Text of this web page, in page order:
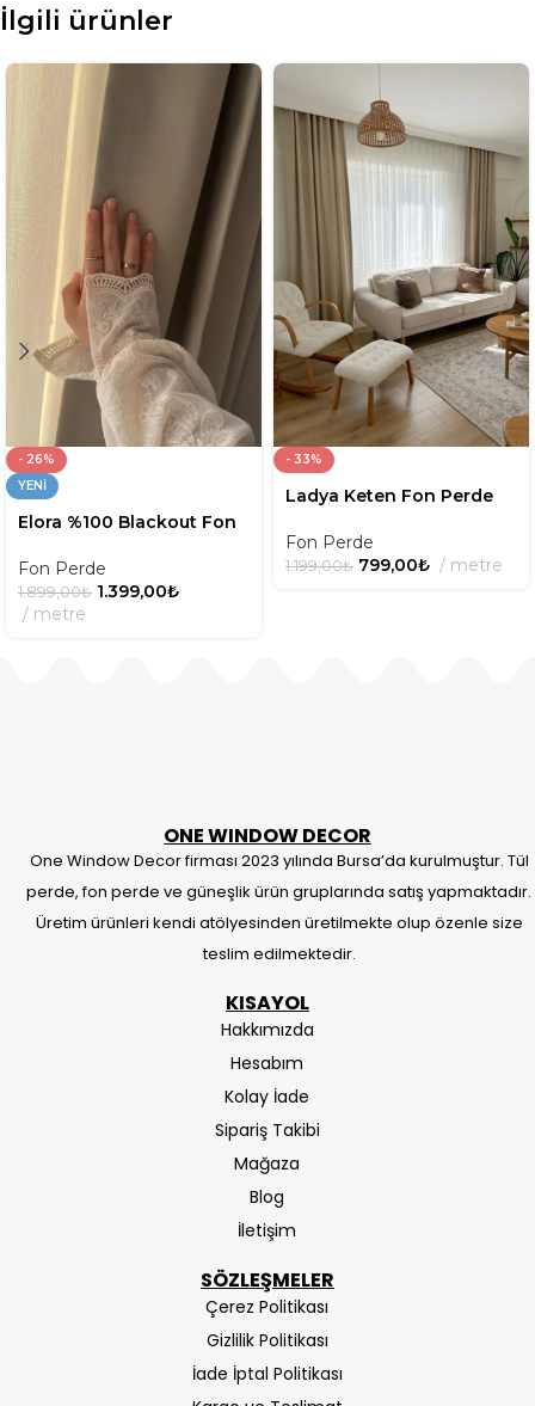
İlgili ürünler
- 26%
YENI
Elora %100 Blackout Fon
Fon Perde
1.899,00₺ 1.399,00₺
metre
- 33%
Ladya Keten Fon Perde
Fon Perde
1.199,00₺ 799,00₺ metre
ONE WINDOW DECOR
One Window Decor firması 2023 yılında Bursa’da kurulmuştur. Tül
perde, fon perde ve güneşlik ürün gruplarında satış yapmaktadır.
Üretim ürünleri kendi atölyesinden üretilmekte olup özenle size
teslim edilmektedir.
KISAYOL
Hakkımızda
Hesabım
Kolay İade
Sipariş Takibi
Mağaza
Blog
İletişim
SÖZLEŞMELER
Çerez Politikası
Gizlilik Politikası
İade İptal Politikası